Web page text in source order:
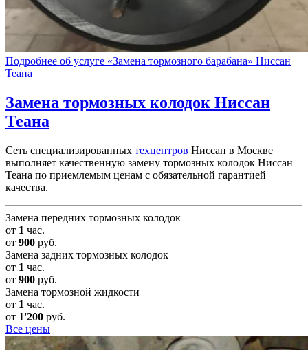
Подробнее об услуге «Замена тормозного барабана» Ниссан
Теана
Замена тормозных колодок Ниссан
Теана
Сеть специализированных техцентров Ниссан в Москве
выполняет качественную замену тормозных колодок Ниссан
Теана по приемлемым ценам с обязательной гарантией
качества.
Замена передних тормозных колодок
от 1 час.
от 900 руб.
Замена задних тормозных колодок
от 1 час.
от 900 руб.
Замена тормозной жидкости
от 1 час.
от 1'200 руб.
Все цены